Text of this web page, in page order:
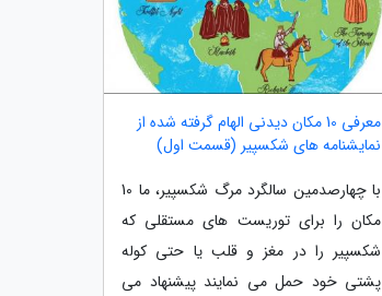
معرفی 10 مکان دیدنی الهام گرفته شده از
نمایشنامه های شکسپیر (قسمت اول)
با چهارصدمین سالگرد مرگ شکسپیر، ما 10
مکان را برای توریست های مستقلی که
شکسپیر را در مغز و قلب یا حتی کوله
پشتی خود حمل می نمایند پیشنهاد می